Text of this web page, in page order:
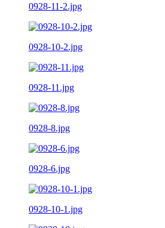
0928-11-2.jpg
0928-10-2.jpg
0928-11.jpg
0928-8.jpg
0928-6.jpg
0928-10-1.jpg